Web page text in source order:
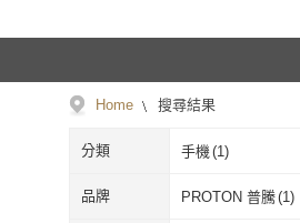
Home 搜尋結果
分類 手機(1)
品牌 PROTON 普騰(1)